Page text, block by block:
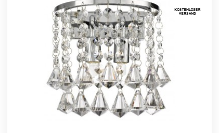
KOSTENLOSER
VERSAND